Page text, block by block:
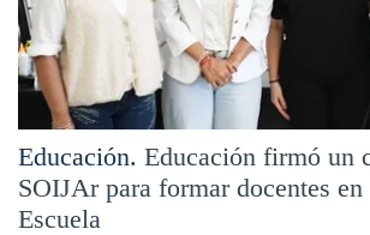
Educación. Educación firmó un
SOIJAr para formar docentes en
Escuela